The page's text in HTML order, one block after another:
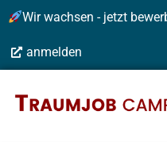
Wir wachsen - jetzt
anmelden